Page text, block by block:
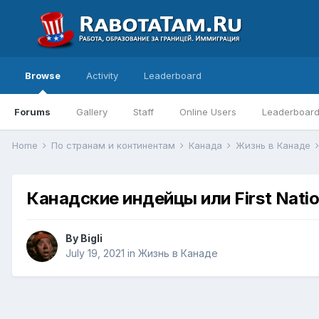
Browse
Forums Gallery Staff Online Users Leaderboard
Activity Leaderboard
Home По странам и континентам Канада Жизнь в Канаде
Канадские индейцы или First
By Bigli
July 19, 2021 in Жизнь в Канаде